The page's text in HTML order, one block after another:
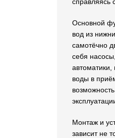
Основной
вод из
самотёчно
себя
автоматики,
воды в
Монтаж и
зависит не